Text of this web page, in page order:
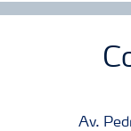
Av.